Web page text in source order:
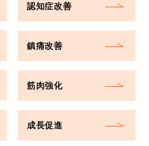
認知症改善
鎮痛改善
筋肉強化
成長促進